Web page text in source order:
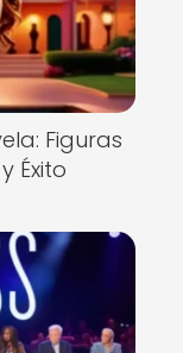
Figuras
Éxito